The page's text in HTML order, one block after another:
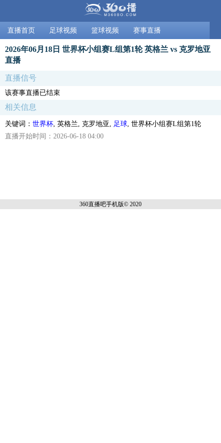
直播首页 足球视频 篮球视频 赛事直播
2026年06月18日 世界杯小组赛L组第1轮 英格兰 vs 克罗地亚
直播
直播信号
该赛事直播已结束
相关信息
关键词： 世界杯 , 英格兰, 克罗地亚, 足球 , 世界杯小组赛L组第1轮
直播开始时间：2026-06-18 04:00
360直播吧手机版© 2020